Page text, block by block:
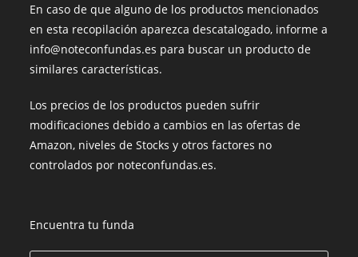
En caso de que alguno de los productos mencionados
en esta recopilación aparezca descatalogado, informe a
info@noteconfundas.es para buscar un producto de
similares características.
Los precios de los productos pueden sufrir
modificaciones debido a cambios en las ofertas de
Amazon, niveles de Stocks y otros factores no
controlados por noteconfundas.es.
Encuentra tu funda